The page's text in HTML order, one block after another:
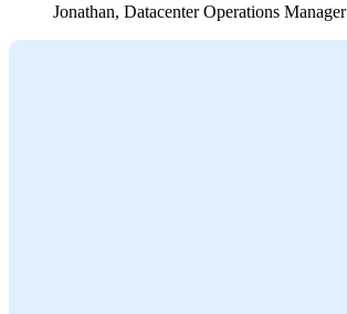
Jonathan, Datacenter Operations Manager